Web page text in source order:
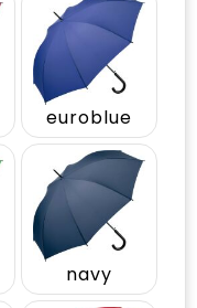
euroblue
navy